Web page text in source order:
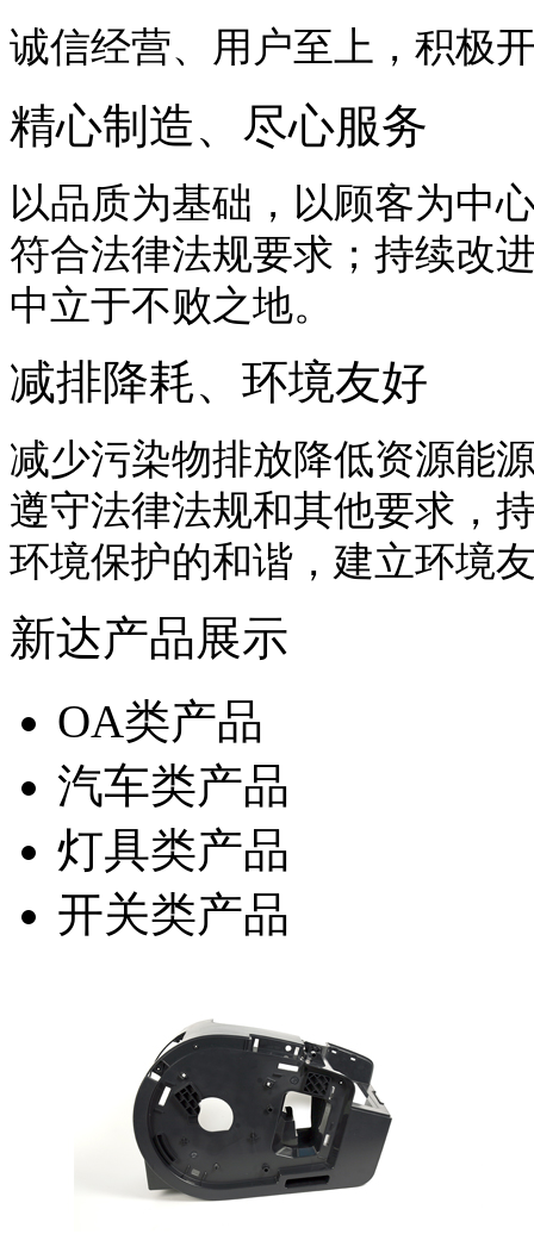
诚信经营、用户至上，积极
精心制造、尽心服务
以品质为基础，以顾客为中
符合法律法规要求；持续改
中立于不败之地。
减排降耗、环境友好
减少污染物排放降低资源能
遵守法律法规和其他要求，
环境保护的和谐，建立环境
新达产品展示
OA类产品
汽车类产品
灯具类产品
开关类产品